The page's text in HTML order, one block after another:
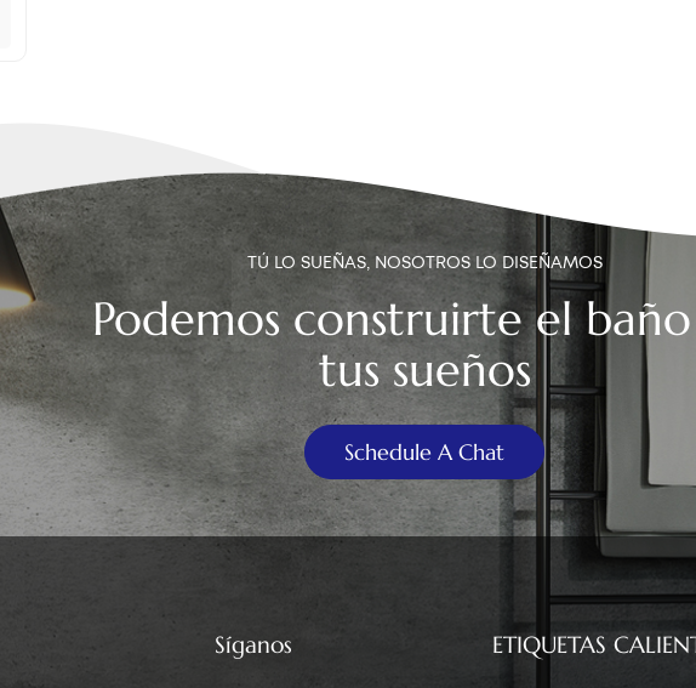
TÚ LO SUEÑAS, NOSOTROS LO DISEÑAMOS
Podemos construirte el
tus sueños
Schedule A Chat
Síganos ETIQUETAS